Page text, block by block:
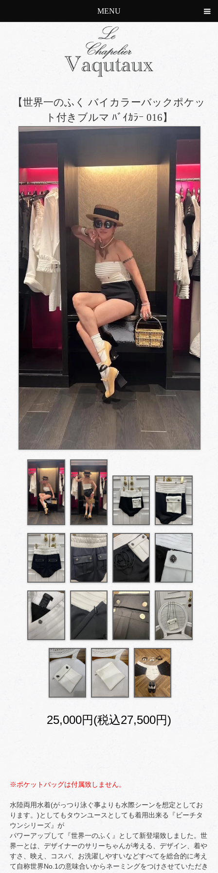
MENU
【世界一のふく バイカラーバックポケッ
ト付きブルマ ﾊﾞｲｶﾗｰ 016】
25,000円(税込27,500円)
※ポケットバッグは付属致しません。
水陸両用水着(がっつり泳ぐ事よりも水際シーンを想定としてお
ります。)としてもタウンユースとしても着用出来る『ビーチタ
ウンシリーズ』が
パワーアップして『世界一のふく』として新登場致しました。世
界一とは、デザイナーのサリーちゃんが考える、デザイン、着や
すさ、映え、コスパ、お洗濯しやすいなどすべてを総合的に考え
て自称世界No.1の意味合いからネーミングをつけさせていただき